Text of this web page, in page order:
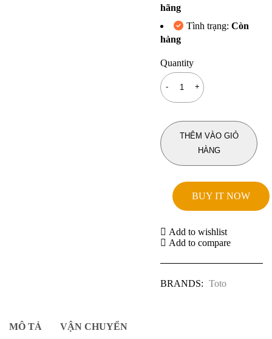
hãng
Tình trạng: Còn
hàng
Quantity
THÊM VÀO GIỎ
HÀNG
BUY IT NOW
Add to wishlist
Add to compare
BRANDS: Toto
MÔ TẢ VẬN CHUYỂN